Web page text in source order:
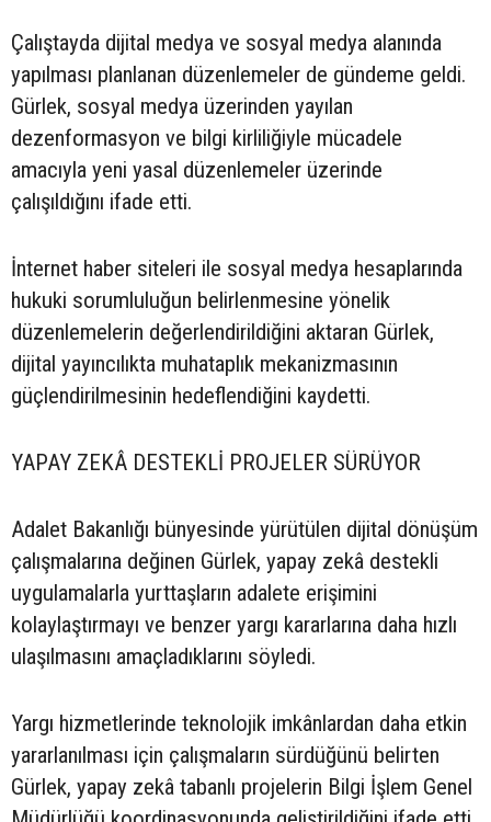
Çalıştayda dijital medya ve sosyal medya alanında
yapılması planlanan düzenlemeler de gündeme geldi.
Gürlek, sosyal medya üzerinden yayılan
dezenformasyon ve bilgi kirliliğiyle mücadele
amacıyla yeni yasal düzenlemeler üzerinde
çalışıldığını ifade etti.
İnternet haber siteleri ile sosyal medya hesaplarında
hukuki sorumluluğun belirlenmesine yönelik
düzenlemelerin değerlendirildiğini aktaran Gürlek,
dijital yayıncılıkta muhataplık mekanizmasının
güçlendirilmesinin hedeflendiğini kaydetti.
YAPAY ZEKÂ DESTEKLİ PROJELER SÜRÜYOR
Adalet Bakanlığı bünyesinde yürütülen dijital dönüşüm
çalışmalarına değinen Gürlek, yapay zekâ destekli
uygulamalarla yurttaşların adalete erişimini
kolaylaştırmayı ve benzer yargı kararlarına daha hızlı
ulaşılmasını amaçladıklarını söyledi.
Yargı hizmetlerinde teknolojik imkânlardan daha etkin
yararlanılması için çalışmaların sürdüğünü belirten
Gürlek, yapay zekâ tabanlı projelerin Bilgi İşlem Genel